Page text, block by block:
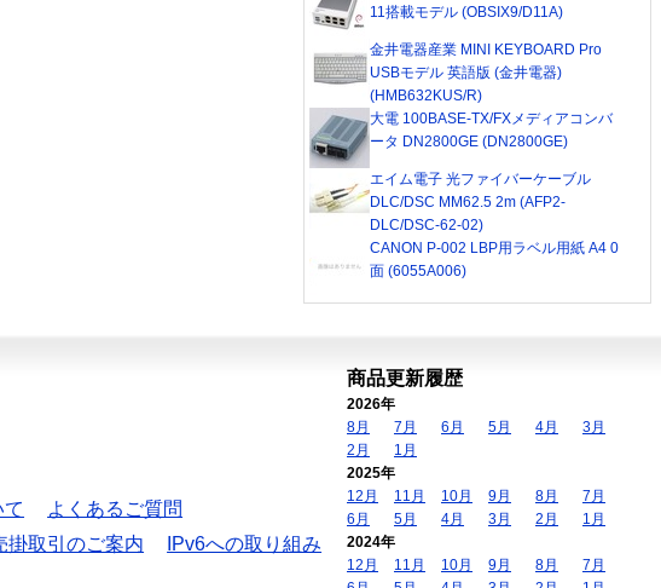
11搭載モデル (OBSIX9/D11A)
金井電器産業 MINI KEYBOARD Pro
USBモデル 英語版 (金井電器)
(HMB632KUS/R)
大電 100BASE-TX/FXメディアコンバ
ータ DN2800GE (DN2800GE)
エイム電子 光ファイバーケーブル
DLC/DSC MM62.5 2m (AFP2-
DLC/DSC-62-02)
CANON P-002 LBP用ラベル用紙 A4 0
面 (6055A006)
よくあるご質問
掛取引のご案内
IPv6への取り組み
商品更新履歴
2026年
8月
7月 6月 5月 4月
3月
2月
1月
2025年
12月
11月 10月 9月 8月
7月
6月
5月 4月 3月 2月
1月
2024年
12月
11月 10月 9月 8月
7月